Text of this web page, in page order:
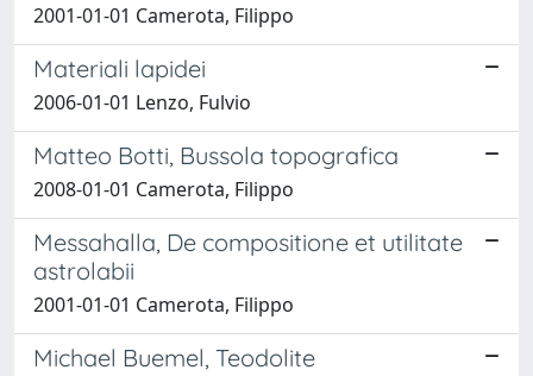
2001-01-01 Camerota, Filippo
Materiali lapidei
2006-01-01 Lenzo, Fulvio
Matteo Botti, Bussola topografica
2008-01-01 Camerota, Filippo
Messahalla, De compositione et utilitate
astrolabii
2001-01-01 Camerota, Filippo
Michael Buemel, Teodolite